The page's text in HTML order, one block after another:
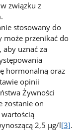
związku z
stosowany do
może przenikać do
aby uznać za
hormonalną oraz
opinii
Żywności
zostanie on
2,5 μg/l[3].